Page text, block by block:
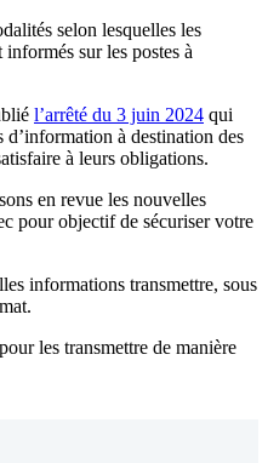
selon lesquelles les
sur les postes à
l’arrêté du 3 juin 2024 qui
d’information à destination des
à leurs obligations.
en revue les nouvelles
pour objectif de sécuriser votre
informations transmettre, sous
les transmettre de manière